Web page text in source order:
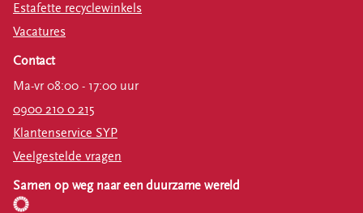
Estafette recyclewinkels
Vacatures
Contact
Ma-vr 08:00 - 17:00 uur
0900 210 0 215
Klantenservice SYP
Veelgestelde vragen
Samen op weg naar een duurzame wereld